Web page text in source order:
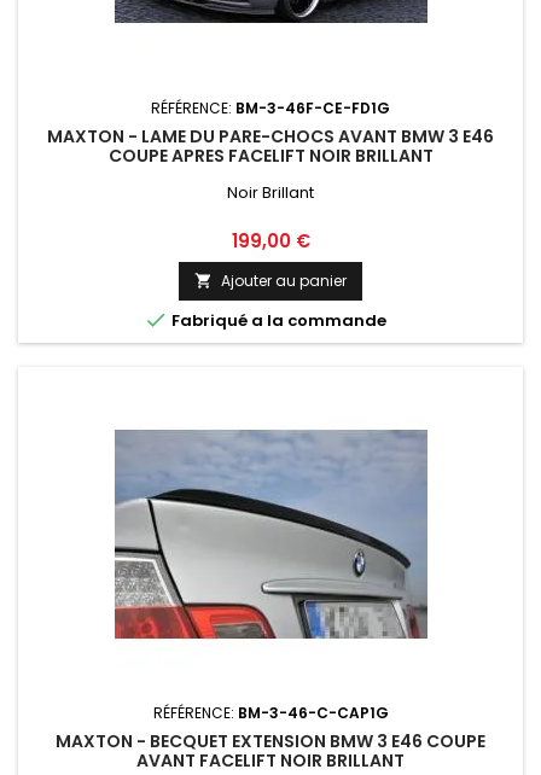
RÉFÉRENCE: BM-3-46F-CE-FD1G
MAXTON - LAME DU PARE-CHOCS AVANT BMW 3 E46
COUPE APRES FACELIFT NOIR BRILLANT
Noir Brillant
Prix
199,00 €
 Ajouter au panier
 Fabriqué a la commande
RÉFÉRENCE: BM-3-46-C-CAP1G
MAXTON - BECQUET EXTENSION BMW 3 E46 COUPE
AVANT FACELIFT NOIR BRILLANT